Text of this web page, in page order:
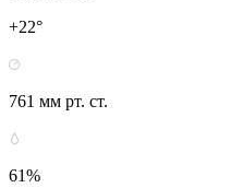
+22°
761 мм рт. ст.
61%